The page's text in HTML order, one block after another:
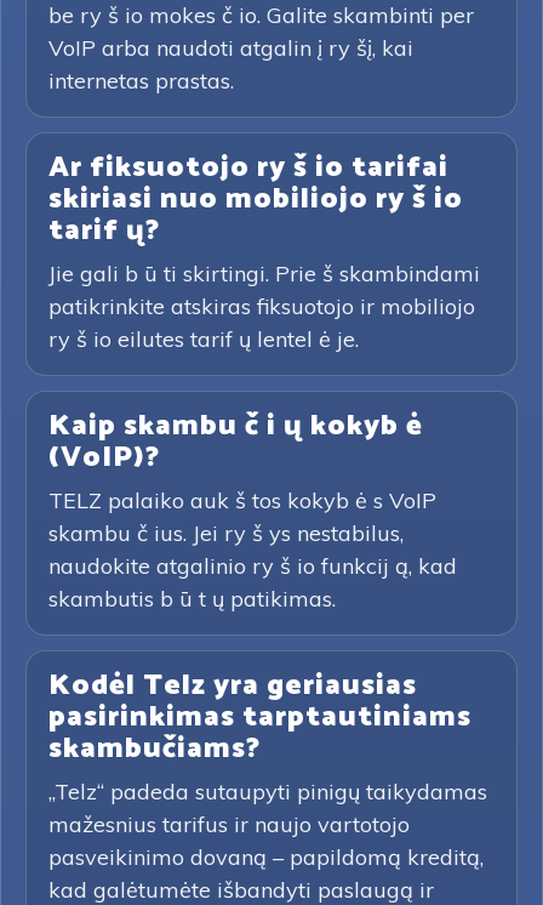
be ry š io mokes č io. Galite skambinti per
VoIP arba naudoti atgalin į ry šį, kai
internetas prastas.
Ar fiksuotojo ry š io tarifai
skiriasi nuo mobiliojo ry š io
tarif ų?
Jie gali b ū ti skirtingi. Prie š skambindami
patikrinkite atskiras fiksuotojo ir mobiliojo
ry š io eilutes tarif ų lentel ė je.
Kaip skambu č i ų kokyb ė
(VoIP)?
TELZ palaiko auk š tos kokyb ė s VoIP
skambu č ius. Jei ry š ys nestabilus,
naudokite atgalinio ry š io funkcij ą, kad
skambutis b ū t ų patikimas.
Kodėl Telz yra geriausias
pasirinkimas tarptautiniams
skambučiams?
„Telz“ padeda sutaupyti pinigų taikydamas
mažesnius tarifus ir naujo vartotojo
pasveikinimo dovaną – papildomą kreditą,
kad galėtumėte išbandyti paslaugą ir